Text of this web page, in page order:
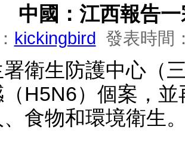
中國：江西報告
kickingbird 發表時間
衛生防護中心（
H5N6）個案，
食物和環境衛生